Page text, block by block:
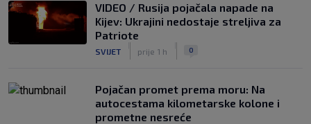
VIDEO / Rusija pojačala napade na
Kijev: Ukrajini nedostaje streljiva za
Patriote
SVIJET prije 1 h 0
Pojačan promet prema moru: Na
autocestama kilometarske kolone i
prometne nesreće